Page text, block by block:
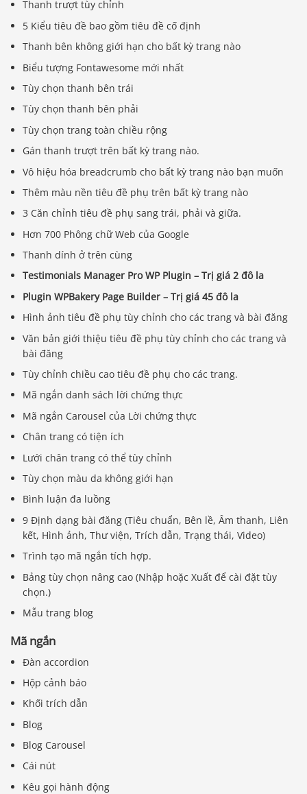
Thanh trượt tùy chỉnh
5 Kiểu tiêu đề bao gồm tiêu đề cố định
Thanh bên không giới hạn cho bất kỳ trang nào
Biểu tượng Fontawesome mới nhất
Tùy chọn thanh bên trái
Tùy chọn thanh bên phải
Tùy chọn trang toàn chiều rộng
Gán thanh trượt trên bất kỳ trang nào.
Vô hiệu hóa breadcrumb cho bất kỳ trang nào bạn muốn
Thêm màu nền tiêu đề phụ trên bất kỳ trang nào
3 Căn chỉnh tiêu đề phụ sang trái, phải và giữa.
Hơn 700 Phông chữ Web của Google
Thanh dính ở trên cùng
Testimonials Manager Pro WP Plugin – Trị giá 2 đô la
Plugin WPBakery Page Builder – Trị giá 45 đô la
Hình ảnh tiêu đề phụ tùy chỉnh cho các trang và bài đăng
Văn bản giới thiệu tiêu đề phụ tùy chỉnh cho các trang và
bài đăng
Tùy chỉnh chiều cao tiêu đề phụ cho các trang.
Mã ngắn danh sách lời chứng thực
Mã ngắn Carousel của Lời chứng thực
Chân trang có tiện ích
Lưới chân trang có thể tùy chỉnh
Tùy chọn màu da không giới hạn
Bình luận đa luồng
9 Định dạng bài đăng (Tiêu chuẩn, Bên lề, Âm thanh, Liên
kết, Hình ảnh, Thư viện, Trích dẫn, Trạng thái, Video)
Trình tạo mã ngắn tích hợp.
Bảng tùy chọn nâng cao (Nhập hoặc Xuất để cài đặt tùy
chọn.)
Mẫu trang blog
Mã ngắn
Đàn accordion
Hộp cảnh báo
Khối trích dẫn
Blog
Blog Carousel
Cái nút
Kêu gọi hành động